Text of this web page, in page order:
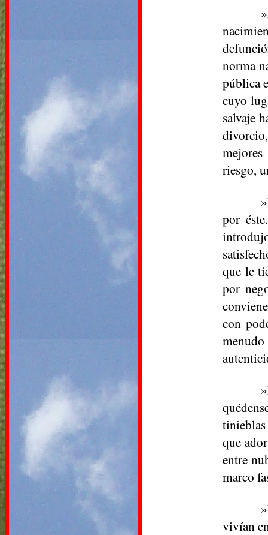
norma
pública
cuyo
salvaje
riesgo,
por
que le
por
con
que
entre
marco
vivían